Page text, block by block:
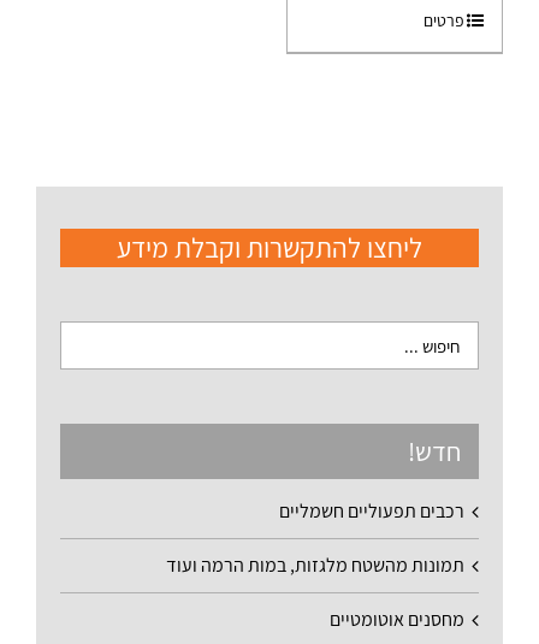
פרטים
ליחצו להתקשרות וקבלת מידע
חדש!
רכבים תפעוליים חשמליים
תמונות מהשטח מלגזות, במות הרמה ועוד
מחסנים אוטומטיים